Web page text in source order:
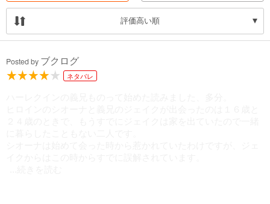
評価高い順
Posted by ブクログ
ネタバレ